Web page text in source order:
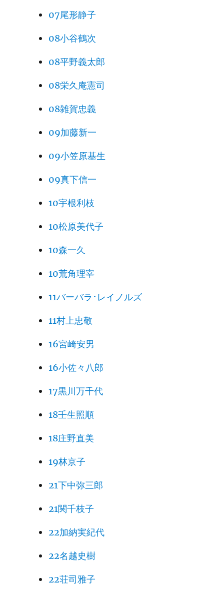
07尾形静子
08小谷鶴次
08平野義太郎
08栄久庵憲司
08雑賀忠義
09加藤新一
09小笠原基生
09真下信一
10宇根利枝
10松原美代子
10森一久
10荒角理宰
11バーバラ･レイノルズ
11村上忠敬
16宮崎安男
16小佐々八郎
17黒川万千代
18壬生照順
18庄野直美
19林京子
21下中弥三郎
21関千枝子
22加納実紀代
22名越史樹
22荘司雅子